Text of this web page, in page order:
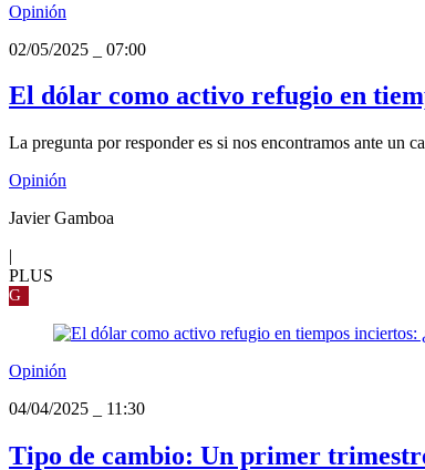
Opinión
02/05/2025
07:00
El dólar como activo refugio en
La pregunta por responder es si nos encontramos ante un
Opinión
Javier Gamboa
|
PLUS
G
Opinión
04/04/2025
11:30
Tipo de cambio: Un primer